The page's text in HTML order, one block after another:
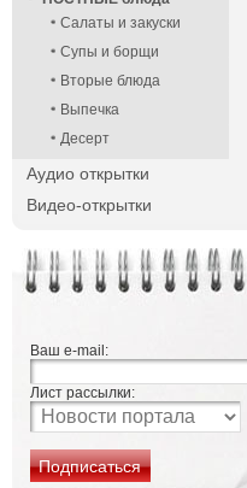
Салаты и закуски
Супы и борщи
Вторые блюда
Выпечка
Десерт
Аудио открытки
Видео-открытки
Ваш e-mail:
Лист рассылки: